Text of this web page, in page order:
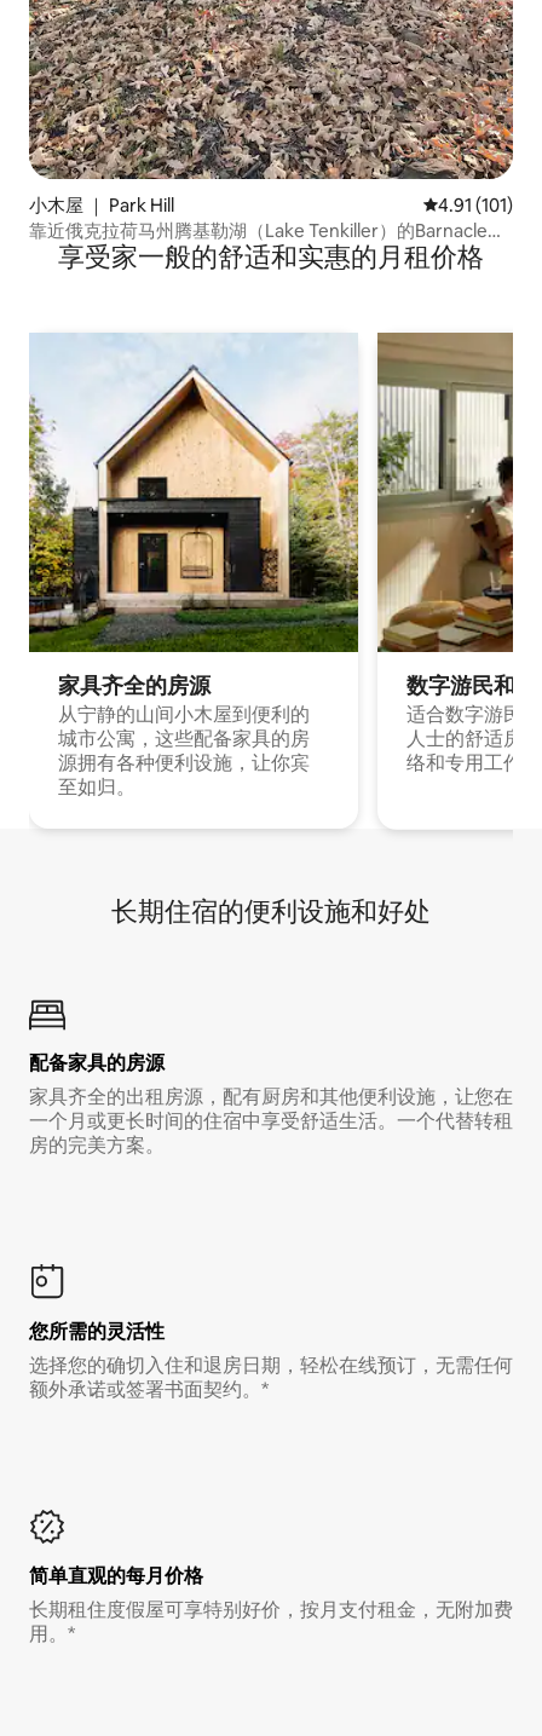
小木屋 ｜ Park Hill 平均评分 4.91
4.91 (101)
靠近俄克拉荷马州腾基勒湖（Lake Tenkiller）的Barnacle
Bills码头
享受家一般的舒适和实惠的月租价格
家具齐全的房源
从宁静的山间小木屋到便利的
城市公寓，这些配备家具的房
源拥有各种便利设施，让你宾
至如归。
数字游民和
适合数字游民
人士的舒适房
络和专用工作
长期住宿的便利设施和好处
配备家具的房源
家具齐全的出租房源，配有厨房和其他便利设施，让您在
一个月或更长时间的住宿中享受舒适生活。一个代替转租
房的完美方案。
您所需的灵活性
选择您的确切入住和退房日期，轻松在线预订，无需任何
额外承诺或签署书面契约。*
简单直观的每月价格
长期租住度假屋可享特别好价，按月支付租金，无附加费
用。*